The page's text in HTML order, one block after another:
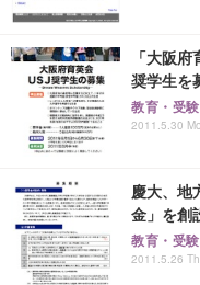
「大阪
奨学生を
教育・受験
2011.5.30
慶大、地
金」を創
教育・受験
2011.5.26